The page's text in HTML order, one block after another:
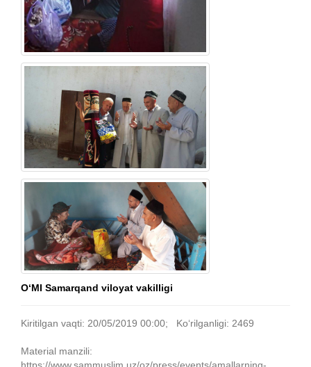
O‘MI Samarqand viloyat vakilligi
Kiritilgan vaqti: 20/05/2019 00:00; Ko‘rilganligi: 2469
Material manzili: